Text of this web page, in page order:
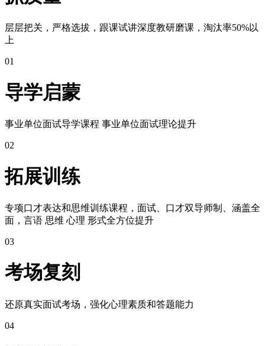
层层把关，严格选拔，跟课试讲深度教研磨课，淘汰率50%以
上
01
导学启蒙
事业单位面试导学课程 事业单位面试理论提升
02
拓展训练
专项口才表达和思维训练课程，面试、口才双导师制、涵盖全
面，言语 思维 心理 形式全方位提升
03
考场复刻
还原真实面试考场，强化心理素质和答题能力
04